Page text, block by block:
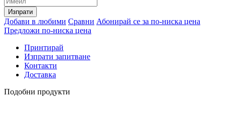
Изпрати
Добави в любими Сравни Абонирай се за по-ниска цена
Предложи по-ниска цена
Принтирай
Изпрати запитване
Контакти
Доставка
Подобни продукти